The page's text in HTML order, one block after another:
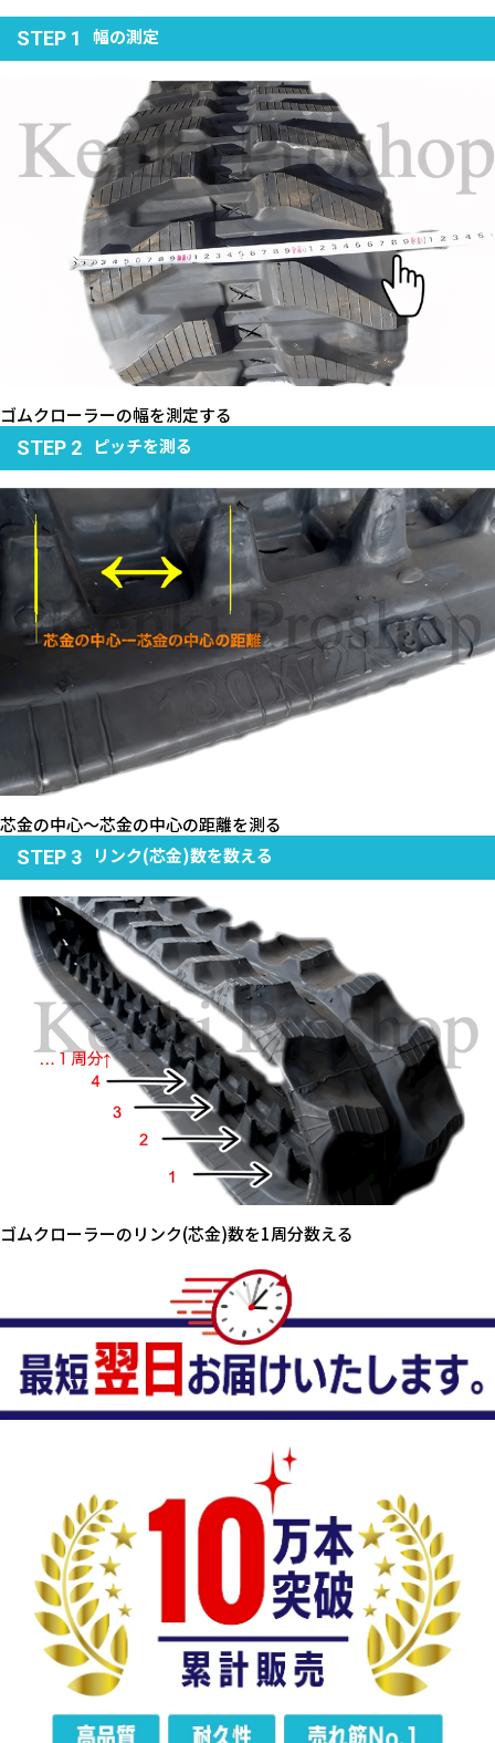
STEP 1 幅の測定
ゴムクローラーの幅を測定する
STEP 2 ピッチを測る
芯金の中心～芯金の中心の距離を測る
STEP 3
リンク(芯金)数を数える
ゴムクローラーのリンク(芯金)数を1周分数える